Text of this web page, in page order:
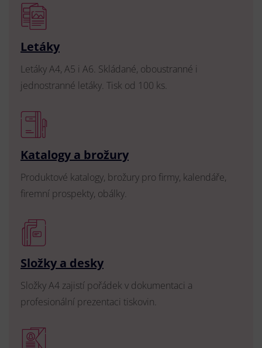
Letáky
Letáky A4, A5 i A6. Skládané, oboustranné i
jednostranné letáky. Tisk od 100 ks.
Katalogy a brožury
Produktové katalogy, brožury pro firmy, kalendáře,
firemní prospekty, obálky.
Složky a desky
Složky A4 zajistí pořádek v dokumentaci a
profesionální prezentaci tiskovin.